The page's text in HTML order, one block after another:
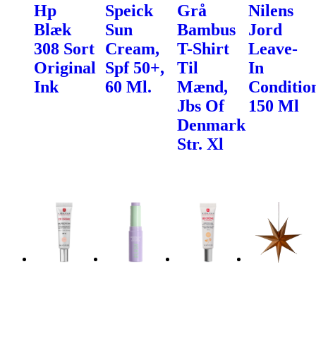
Hp
Blæk
308 Sort
Original
Ink
Speick
Sun
Cream,
Spf 50+,
60 Ml.
Grå
Bambus
T-Shirt
Til
Mænd,
Jbs Of
Denmark
Str. Xl
Nilens
Jord
Leave-
In
150 Ml